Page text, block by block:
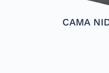
CAMA